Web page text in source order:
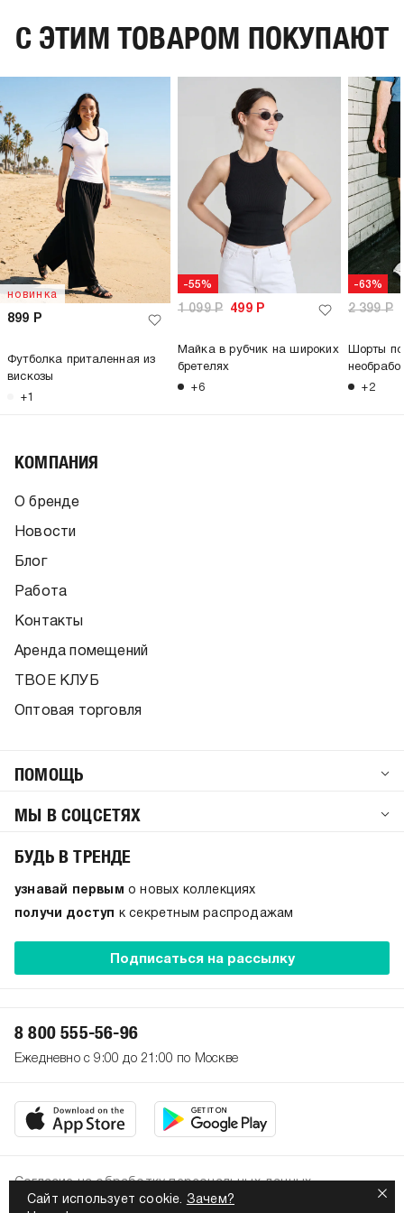
C ЭТИМ ТОВАРОМ ПОКУПАЮТ
новинка
899 Р
Футболка приталенная из
вискозы
+1
-55%
1 099Р 499Р
Майка в рубчик на широких
бретелях
+6
-63%
2 399Р
Шорты
+2
Сайт использует cookie. Зачем?
КОМПАНИЯ
О бренде
Новости
Блог
Работа
Контакты
Аренда помещений
ТВОЕ КЛУБ
Оптовая торговля
ПОМОЩЬ
МЫ В СОЦСЕТЯХ
БУДЬ В ТРЕНДЕ
узнавай первым о новых коллекциях
получи доступ
к секретным распродажам
Подписаться на рассылку
8 800 555-56-96
Ежедневно с 9:00 до 21:00 по Москве
Политика конфиденциальности
Согласие на обработку персональных данных